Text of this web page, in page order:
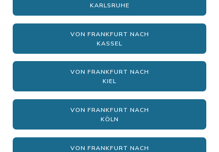
KARLSRUHE
VON FRANKFURT NACH
KASSEL
VON FRANKFURT NACH
KIEL
VON FRANKFURT NACH
KÖLN
VON FRANKFURT NACH